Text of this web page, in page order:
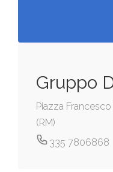
Gruppo
Piazza
(RM)
335 7806868